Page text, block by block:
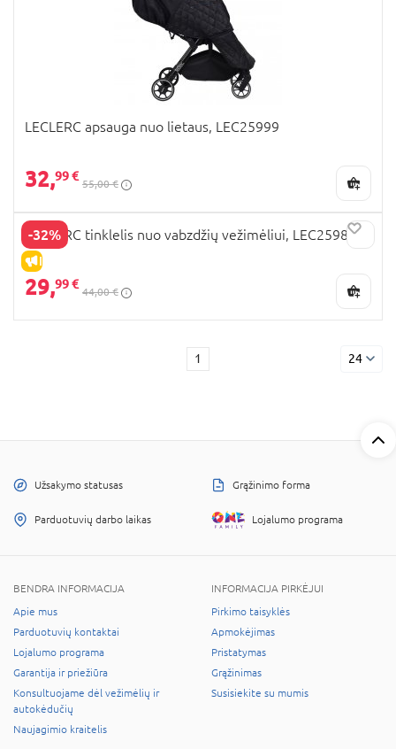
LECLERC apsauga nuo lietaus, LEC25999
32,99 €
55,00 €
-32%
IŠPARDAVIMAS
LECLERC tinklelis nuo vabzdžių vežimėliui, LEC25981
29,99 €
44,00 €
1 24
Užsakymo statusas Grąžinimo forma
Parduotuvių darbo laikas Lojalumo programa
BENDRA INFORMACIJA
Apie mus
Parduotuvių kontaktai
Lojalumo programa
Garantija ir priežiūra
Konsultuojame dėl vežimėlių ir
autokėdučių
Naujagimio kraitelis
INFORMACIJA PIRKĖJUI
Pirkimo taisyklės
Apmokėjimas
Pristatymas
Grąžinimas
Susisiekite su mumis